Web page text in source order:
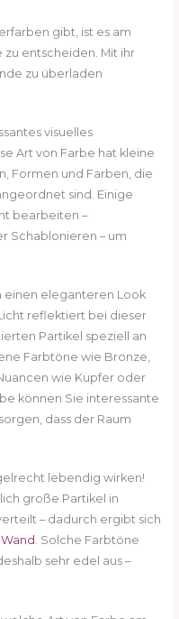
gibt, ist es am
zu entscheiden. Mit ihr
zu überladen
visuelles
Art von Farbe hat kleine
Formen und Farben, die
sind. Einige
bearbeiten –
Schablonieren – um
einen eleganteren Look
reflektiert bei dieser
Partikel speziell an
Farbtöne wie Bronze,
wie Kupfer oder
können Sie interessante
dass der Raum
lebendig wirken!
große Partikel in
– dadurch ergibt sich
. Solche Farbtöne
sehr edel aus –